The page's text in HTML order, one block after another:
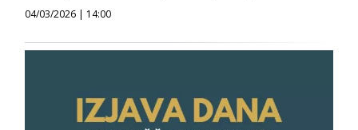
04/03/2026 | 14:00